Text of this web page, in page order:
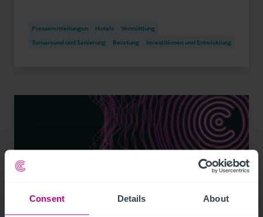
Consent Details About
Pressemitteilungen Hotels
Vermittlung
Turnaround und Sanierung
Beratung Investitionen und Entwicklung